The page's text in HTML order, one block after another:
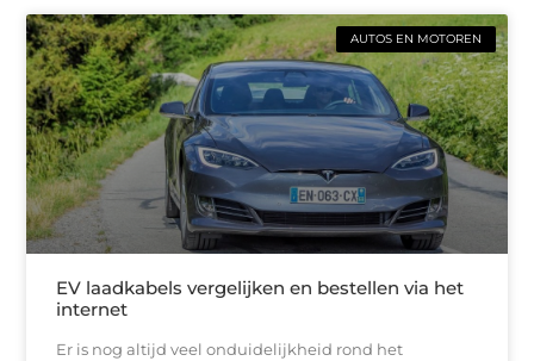
AUTOS EN MOTOREN
EV laadkabels vergelijken en bestellen via het
internet
Er is nog altijd veel onduidelijkheid rond het